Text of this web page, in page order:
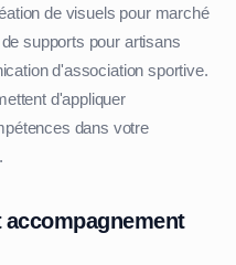
de visuels pour marché
supports pour artisans
d'association sportive.
d'appliquer
dans votre